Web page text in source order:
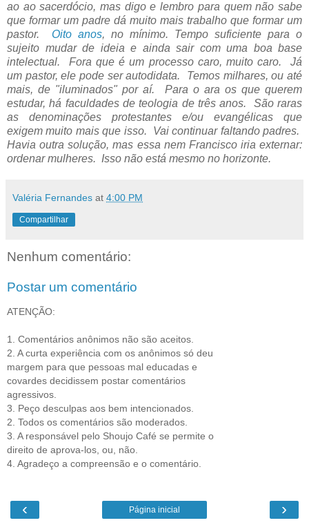
ao ao sacerdócio, mas digo e lembro para quem não sabe
que formar um padre dá muito mais trabalho que formar um
pastor. Oito anos, no mínimo. Tempo suficiente para o
sujeito mudar de ideia e ainda sair com uma boa base
intelectual. Fora que é um processo caro, muito caro. Já
um pastor, ele pode ser autodidata. Temos milhares, ou até
mais, de "iluminados" por aí. Para o ara os que querem
estudar, há faculdades de teologia de três anos. São raras
as denominações protestantes e/ou evangélicas que
exigem muito mais que isso. Vai continuar faltando padres.
Havia outra solução, mas essa nem Francisco iria externar:
ordenar mulheres. Isso não está mesmo no horizonte.
Valéria Fernandes at 4:00 PM
Compartilhar
Nenhum comentário:
Postar um comentário
ATENÇÃO:
1. Comentários anônimos não são aceitos.
2. A curta experiência com os anônimos só deu
margem para que pessoas mal educadas e
covardes decidissem postar comentários
agressivos.
3. Peço desculpas aos bem intencionados.
2. Todos os comentários são moderados.
3. A responsável pelo Shoujo Café se permite o
direito de aprova-los, ou, não.
4. Agradeço a compreensão e o comentário.
‹ ›
Página inicial